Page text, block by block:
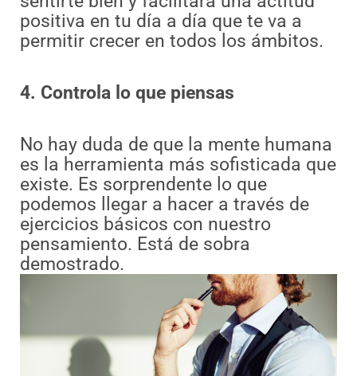
positiva en tu día a día que te va a
permitir crecer en todos los ámbitos.
4. Controla lo que piensas
No hay duda de que la mente humana
es la herramienta más sofisticada que
existe. Es sorprendente lo que
podemos llegar a hacer a través de
ejercicios básicos con nuestro
pensamiento. Está de sobra
demostrado.